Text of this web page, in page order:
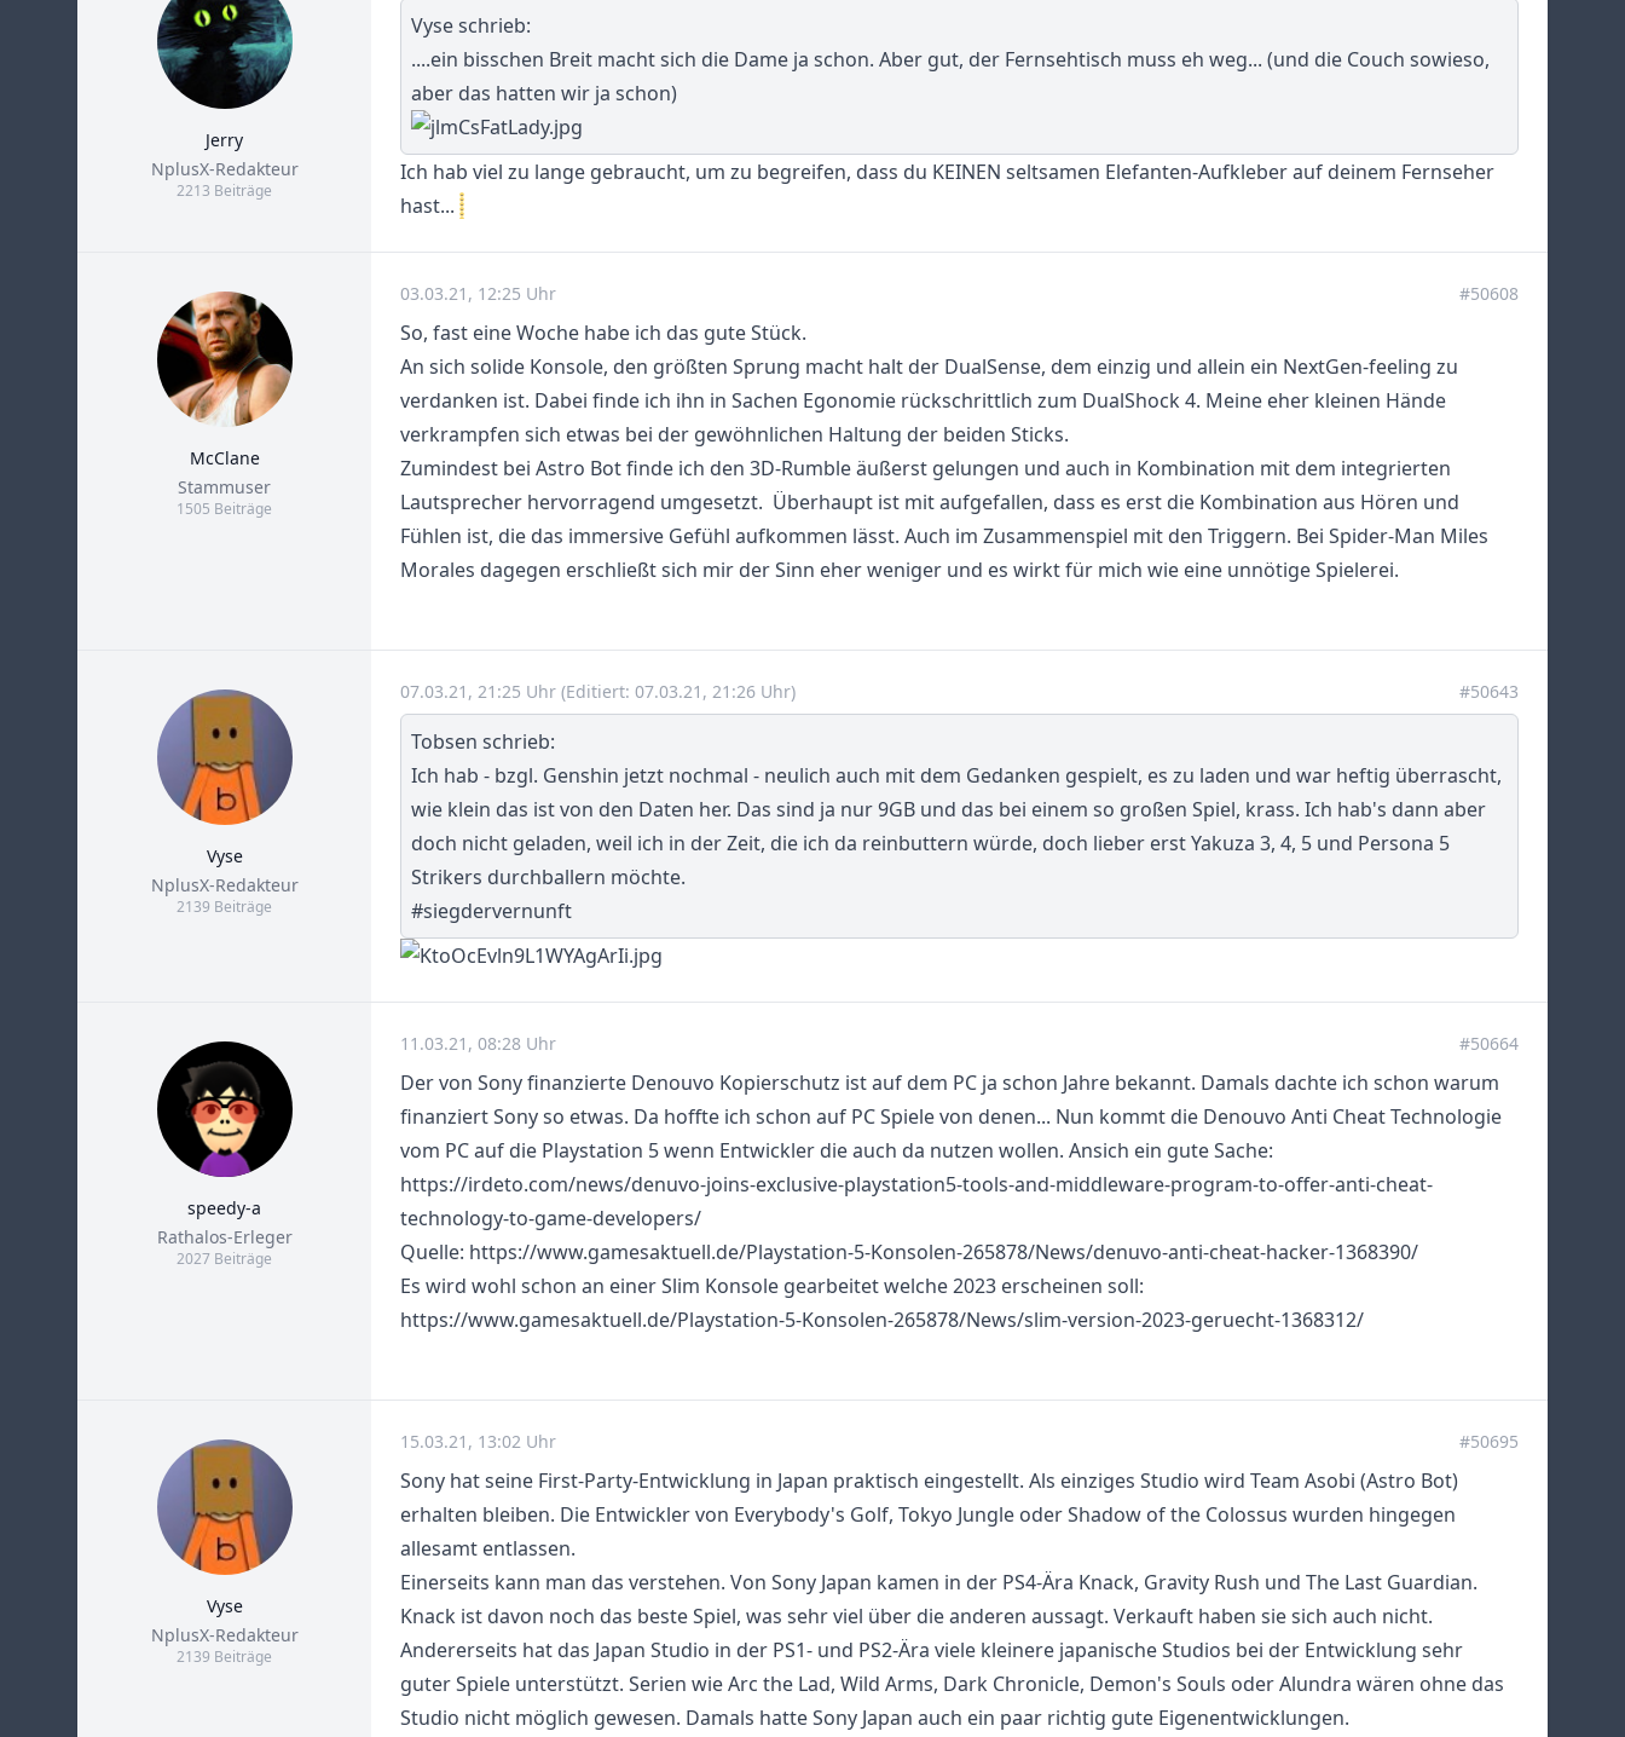
Jerry
TitleNplusX-Redakteur
2213 Beiträge
Vyse schrieb:
....ein bisschen Breit macht sich die Dame ja schon. Aber gut, der Fernsehtisch muss eh weg... (und die Couch sowieso,
aber das hatten wir ja schon)
Ich hab viel zu lange gebraucht, um zu begreifen, dass du KEINEN seltsamen Elefanten-Aufkleber auf deinem Fernseher
hast...
McClane
Stammuser
1505 Beiträge
03.03.21, 12:25 Uhr #50608
So, fast eine Woche habe ich das gute Stück.
An sich solide Konsole, den größten Sprung macht halt der DualSense, dem einzig und allein ein NextGen-feeling zu
verdanken ist. Dabei finde ich ihn in Sachen Egonomie rückschrittlich zum DualShock 4. Meine eher kleinen Hände
verkrampfen sich etwas bei der gewöhnlichen Haltung der beiden Sticks.
Zumindest bei Astro Bot finde ich den 3D-Rumble äußerst gelungen und auch in Kombination mit dem integrierten
Lautsprecher hervorragend umgesetzt. Überhaupt ist mit aufgefallen, dass es erst die Kombination aus Hören und
Fühlen ist, die das immersive Gefühl aufkommen lässt. Auch im Zusammenspiel mit den Triggern. Bei Spider-Man Miles
Morales dagegen erschließt sich mir der Sinn eher weniger und es wirkt für mich wie eine unnötige Spielerei.
Vyse
TitleNplusX-Redakteur
2139 Beiträge
07.03.21, 21:25 Uhr(Editiert: 07.03.21, 21:26 Uhr) #50643
Tobsen schrieb:
Ich hab - bzgl. Genshin jetzt nochmal - neulich auch mit dem Gedanken gespielt, es zu laden und war heftig überrascht,
wie klein das ist von den Daten her. Das sind ja nur 9GB und das bei einem so großen Spiel, krass. Ich hab's dann aber
doch nicht geladen, weil ich in der Zeit, die ich da reinbuttern würde, doch lieber erst Yakuza 3, 4, 5 und Persona 5
Strikers durchballern möchte.
#siegdervernunft
speedy-a
Rathalos-Erleger
2027 Beiträge
11.03.21, 08:28 Uhr #50664
Der von Sony finanzierte Denouvo Kopierschutz ist auf dem PC ja schon Jahre bekannt. Damals dachte ich schon warum
finanziert Sony so etwas. Da hoffte ich schon auf PC Spiele von denen... Nun kommt die Denouvo Anti Cheat Technologie
vom PC auf die Playstation 5 wenn Entwickler die auch da nutzen wollen. Ansich ein gute Sache:
https://irdeto.com/news/denuvo-joins-exclusive-playstation5-tools-and-middleware-program-to-offer-anti-cheat-
technology-to-game-developers/
Quelle: https://www.gamesaktuell.de/Playstation-5-Konsolen-265878/News/denuvo-anti-cheat-hacker-1368390/
Es wird wohl schon an einer Slim Konsole gearbeitet welche 2023 erscheinen soll:
https://www.gamesaktuell.de/Playstation-5-Konsolen-265878/News/slim-version-2023-geruecht-1368312/
Vyse
TitleNplusX-Redakteur
2139 Beiträge
15.03.21, 13:02 Uhr #50695
Sony hat seine First-Party-Entwicklung in Japan praktisch eingestellt. Als einziges Studio wird Team Asobi (Astro Bot)
erhalten bleiben. Die Entwickler von Everybody's Golf, Tokyo Jungle oder Shadow of the Colossus wurden hingegen
allesamt entlassen.
Einerseits kann man das verstehen. Von Sony Japan kamen in der PS4-Ära Knack, Gravity Rush und The Last Guardian.
Knack ist davon noch das beste Spiel, was sehr viel über die anderen aussagt. Verkauft haben sie sich auch nicht.
Andererseits hat das Japan Studio in der PS1- und PS2-Ära viele kleinere japanische Studios bei der Entwicklung sehr
guter Spiele unterstützt. Serien wie Arc the Lad, Wild Arms, Dark Chronicle, Demon's Souls oder Alundra wären ohne das
Studio nicht möglich gewesen. Damals hatte Sony Japan auch ein paar richtig gute Eigenentwicklungen.